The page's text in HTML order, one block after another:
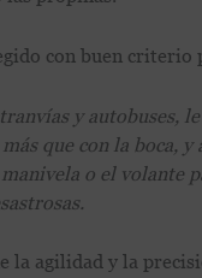
con buen
y autobuses,
que con la boca, y
o el volante
la agilidad y la